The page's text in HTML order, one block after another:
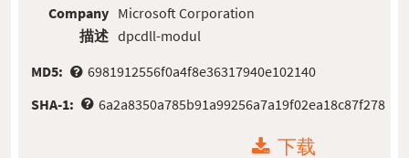
Company
描述
Microsoft Corporation
dpcdll-modul
MD5:
6981912556f0a4f8e36317940e102140
SHA-1:
6a2a8350a785b91a99256a7a19f02ea18c87f278
下载